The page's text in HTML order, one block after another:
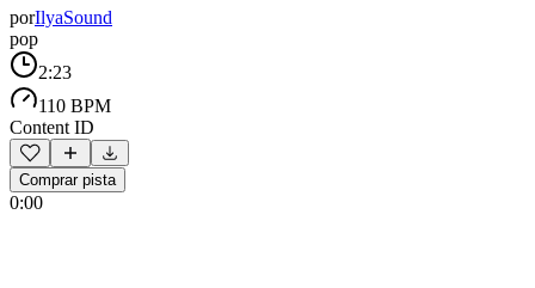
porIlyaSound
pop
2:23
110 BPM
Content ID
Comprar pista
0:00